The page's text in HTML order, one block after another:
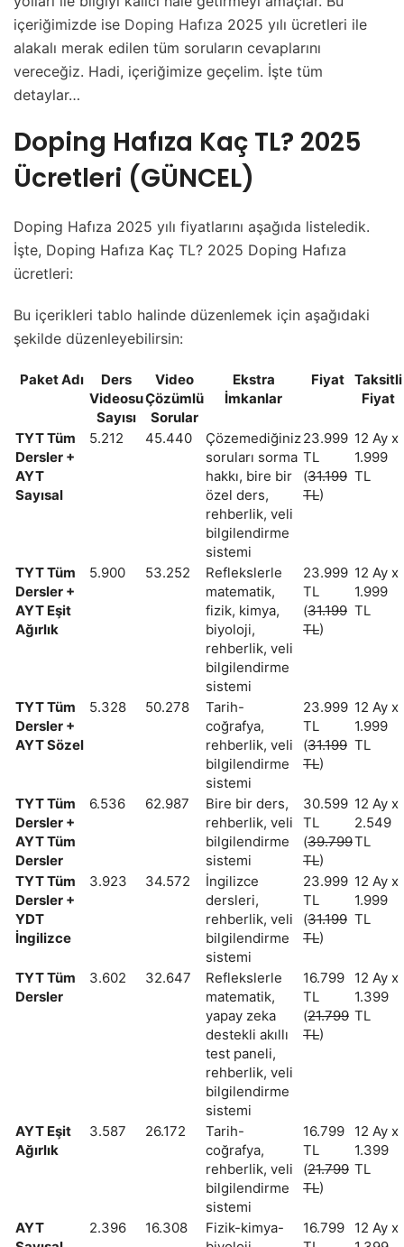
içeriğimizde ise Doping Hafıza 2025 yılı ücretleri ile
alakalı merak edilen tüm soruların cevaplarını
vereceğiz. Hadi, içeriğimize geçelim. İşte tüm
detaylar…
Doping Hafıza Kaç TL? 2025
Ücretleri (GÜNCEL)
Doping Hafıza 2025 yılı fiyatlarını aşağıda listeledik.
İşte, Doping Hafıza Kaç TL? 2025 Doping Hafıza
ücretleri:
Bu içerikleri tablo halinde düzenlemek için aşağıdaki
şekilde düzenleyebilirsin:
Paket Adı
Ders
Videosu
Sayısı
Video
Çözümlü
Sorular
Ekstra
İmkanlar
Fiyat Taksitli
Fiyat
TYT Tüm
Dersler +
AYT
Sayısal
5.212 45.440
Çözemediğiniz
soruları sorma
hakkı, bire bir
özel ders,
rehberlik, veli
bilgilendirme
sistemi
23.999
TL
(31.199
TL)
12 Ay x
1.999
TL
TYT Tüm
Dersler +
AYT Eşit
Ağırlık
5.900 53.252
Reflekslerle
matematik,
fizik, kimya,
biyoloji,
rehberlik, veli
bilgilendirme
sistemi
23.999
TL
(31.199
TL)
12 Ay x
1.999
TL
TYT Tüm
Dersler +
AYT Sözel
5.328 50.278
Tarih-
coğrafya,
rehberlik, veli
bilgilendirme
sistemi
23.999
TL
(31.199
TL)
12 Ay x
1.999
TL
TYT Tüm
Dersler +
AYT Tüm
Dersler
6.536 62.987
Bire bir ders,
rehberlik, veli
bilgilendirme
sistemi
30.599
TL
(39.799
TL)
12 Ay x
2.549
TL
TYT Tüm
Dersler +
YDT
İngilizce
3.923 34.572
İngilizce
dersleri,
rehberlik, veli
bilgilendirme
sistemi
23.999
TL
(31.199
TL)
12 Ay x
1.999
TL
TYT Tüm
Dersler
3.602 32.647
Reflekslerle
matematik,
yapay zeka
destekli akıllı
test paneli,
rehberlik, veli
bilgilendirme
sistemi
16.799
TL
(21.799
TL)
12 Ay x
1.399
TL
AYT Eşit
Ağırlık
3.587 26.172
Tarih-
coğrafya,
rehberlik, veli
bilgilendirme
sistemi
16.799
TL
(21.799
TL)
12 Ay x
1.399
TL
AYT
2.396 16.308
Fizik-kimya-
16.799
12 Ay x